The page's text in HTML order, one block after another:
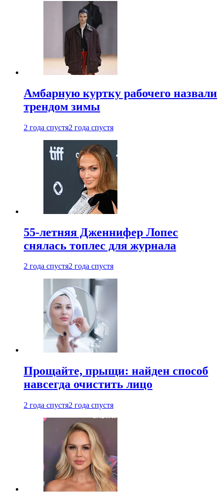
Амбарную куртку рабочего назвали
трендом зимы
2 года спустя2 года спустя
55-летняя Дженнифер Лопес
снялась топлес для журнала
2 года спустя2 года спустя
Прощайте, прыщи: найден способ
навсегда очистить лицо
2 года спустя2 года спустя